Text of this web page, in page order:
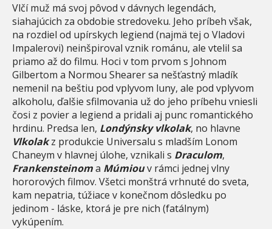
Vlčí muž má svoj pôvod v dávnych legendách,
siahajúcich za obdobie stredoveku. Jeho príbeh však,
na rozdiel od upírskych legiend (najmä tej o Vladovi
Impalerovi) neinšpiroval vznik románu, ale vtelil sa
priamo až do filmu. Hoci v tom prvom s Johnom
Gilbertom a Normou Shearer sa nešťastný mladík
nemenil na beštiu pod vplyvom luny, ale pod vplyvom
alkoholu, ďalšie sfilmovania už do jeho príbehu vniesli
čosi z povier a legiend a pridali aj punc romantického
hrdinu. Predsa len, Londýnsky vlkolak, no hlavne
Vlkolakz produkcie Universalu s mladším Lonom
Chaneym v hlavnej úlohe, vznikali s Draculom,
Frankensteinoma Múmiouv rámci jednej vlny
hororových filmov. Všetci monštrá vrhnuté do sveta,
kam nepatria, túžiace v konečnom dôsledku po
jedinom - láske, ktorá je pre nich (fatálnym)
vykúpením.